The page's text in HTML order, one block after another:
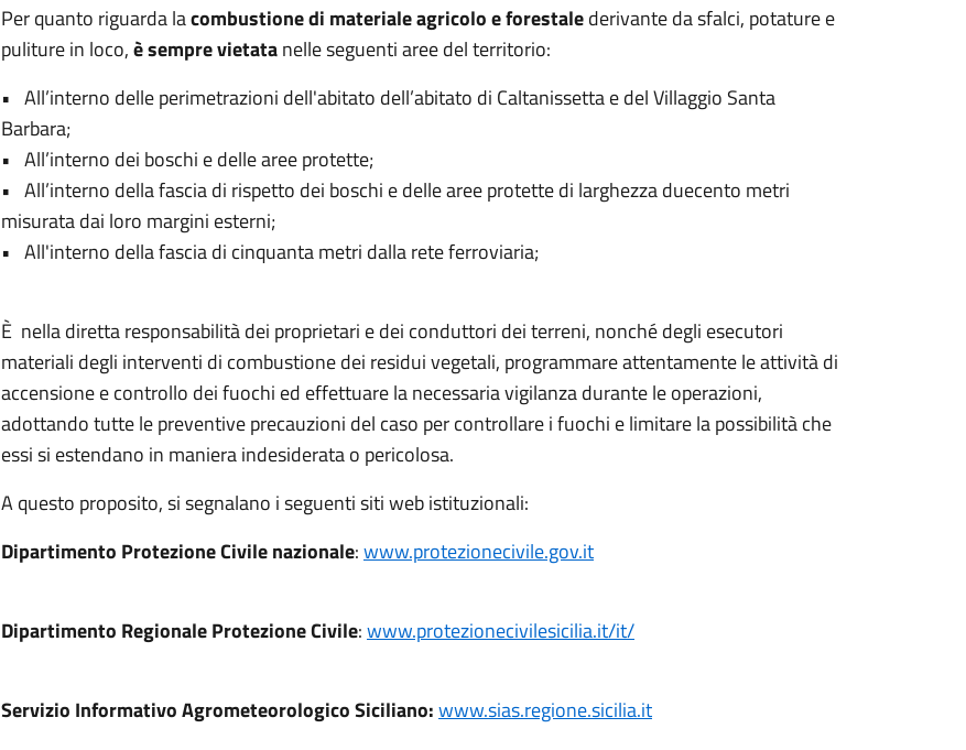
Per quanto riguarda lacombustione di materiale agricolo e forestalederivante da sfalci, potature e
puliture in loco,è sempre vietatanelle seguenti aree del territorio:
• All’interno delle perimetrazioni dell'abitato dell’abitato di Caltanissetta e del Villaggio Santa
Barbara;
• All’interno dei boschi e delle aree protette;
• All’interno della fascia di rispetto dei boschi e delle aree protette di larghezza duecento metri
misurata dai loro margini esterni;
• All'interno della fascia di cinquanta metri dalla rete ferroviaria;
È nella diretta responsabilità dei proprietari e dei conduttori dei terreni, nonché degli esecutori
materiali degli interventi di combustione dei residui vegetali, programmare attentamente le attività di
accensione e controllo dei fuochi ed effettuare la necessaria vigilanza durante le operazioni,
adottando tutte le preventive precauzioni del caso per controllare i fuochi e limitare la possibilità che
essi si estendano in maniera indesiderata o pericolosa.
A questo proposito, si segnalano i seguenti siti web istituzionali:
Dipartimento Protezione Civile nazionale:www.protezionecivile.gov.it
Dipartimento Regionale Protezione Civile:www.protezionecivilesicilia.it/it/
Servizio Informativo Agrometeorologico Siciliano:www.sias.regione.sicilia.it